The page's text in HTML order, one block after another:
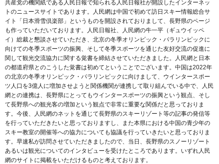
共産党の機関紙である人民日報で知られる人民日報社が開設したインターネッ
トのニュースサイトであります。人民網は中国で初めて訪日スキー情報総合サ
イト「日本滑雪倶楽部」というものを開設されておりまして、長野県のページ
も作っていただいております。人民日報社、人民網の牛一平（ギュウイッペ
イ）総裁と懇談させていただき、北京の冬季オリンピック・パラリンピックに
向けての冬季スポーツの振興、そして冬季スポーツを通じた友好交流の促進に
関して観光交流協力に関する覚書を締結させていただきました。人民網と日本
の都道府県とのこうした覚書は初めてということでございます。中国は2022年
の北京の冬季オリンピック・パラリンピックに向けまして、ウインタースポー
ツ人口を3億人に増加させようと関係機関が連携して取り組んでいる中で、人民
網との連携は、長野県にとってもウインタースポーツの振興という観点、そし
て長野県への観光客の増加という観点で非常に重要な関係だと思っておりま
す。今後、人民網のネットを通じて長野県のスキーリゾート等の記事の発信等
を行っていただきたいと思っておりますし、また本県における中国の青少年の
スキー教室の開催等への協力についても協議を行っていきたいと思っておりま
す。早速私が訪問させていただきましたので、当日、長野県のスノーリゾート
あるいは観光についてのインタビューを受けたところであります。いずれ人民
網のサイトに掲載をいただけるものと考えております。